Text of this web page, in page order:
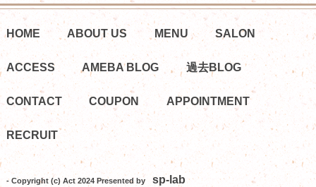
HOME ABOUT US MENU SALON
ACCESS AMEBA BLOG 過去BLOG
CONTACT COUPON APPOINTMENT
RECRUIT
- Copyright (c) Act 2024 Presented by sp-lab